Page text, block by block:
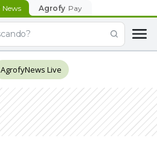
News Agrofy Pay
AgrofyNews Live